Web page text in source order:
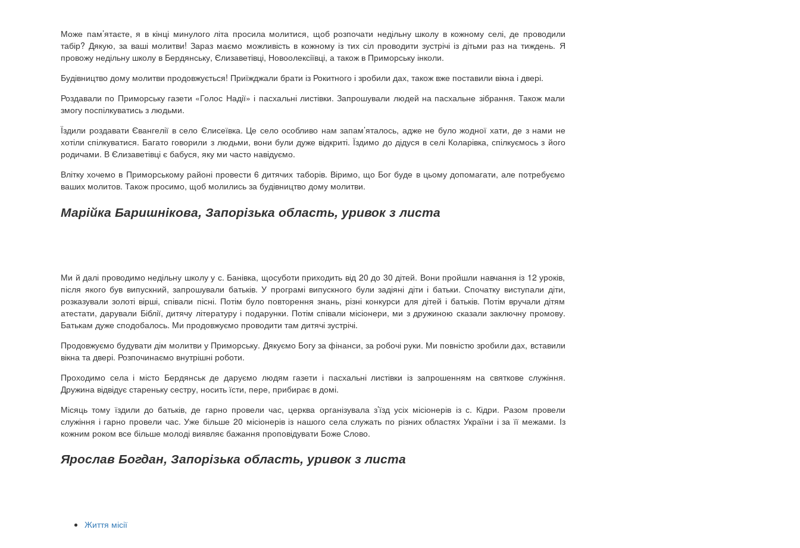
Може пам’ятаєте, я в кінці минулого літа просила молитися, щоб розпочати недільну школу в кожному селі, де проводили
табір? Дякую, за ваші молитви! Зараз маємо можливість в кожному із тих сіл проводити зустрічі із дітьми раз на тиждень. Я
провожу недільну школу в Бердянську, Єлизаветівці, Новоолексіївці, а також в Приморську інколи.
Будівництво дому молитви продовжується! Приїжджали брати із Рокитного і зробили дах, також вже поставили вікна і двері.
Роздавали по Приморську газети «Голос Надії» і пасхальні листівки. Запрошували людей на пасхальне зібрання. Також мали
змогу поспілкуватись з людьми.
Їздили роздавати Євангелії в село Єлисеївка. Це село особливо нам запам’яталось, адже не було жодної хати, де з нами не
хотіли спілкуватися. Багато говорили з людьми, вони були дуже відкриті. Їздимо до дідуся в селі Коларівка, спілкуємось з його
родичами. В Єлизаветівці є бабуся, яку ми часто навідуємо.
Влітку хочемо в Приморському районі провести 6 дитячих таборів. Віримо, що Бог буде в цьому допомагати, але потребуємо
ваших молитов. Також просимо, щоб молились за будівництво дому молитви.
Марійка Баришнікова, Запорізька область, уривок з листа
Ми й далі проводимо недільну школу у с. Банівка, щосуботи приходить від 20 до 30 дітей. Вони пройшли навчання із 12 уроків,
після якого був випускний, запрошували батьків. У програмі випускного були задіяні діти і батьки. Спочатку виступали діти,
розказували золоті вірші, співали пісні. Потім було повторення знань, різні конкурси для дітей і батьків. Потім вручали дітям
атестати, дарували Біблії, дитячу літературу і подарунки. Потім співали місіонери, ми з дружиною сказали заключну промову.
Батькам дуже сподобалось. Ми продовжуємо проводити там дитячі зустрічі.
Продовжуємо будувати дім молитви у Приморську. Дякуємо Богу за фінанси, за робочі руки. Ми повністю зробили дах, вставили
вікна та двері. Розпочинаємо внутрішні роботи.
Проходимо села і місто Бердянськ де даруємо людям газети і пасхальні листівки із запрошенням на святкове служіння.
Дружина відвідує стареньку сестру, носить їсти, пере, прибирає в домі.
Місяць тому їздили до батьків, де гарно провели час, церква організувала з’їзд усіх місіонерів із с. Кідри. Разом провели
служіння і гарно провели час. Уже більше 20 місіонерів із нашого села служать по різних областях України і за її межами. Із
кожним роком все більше молоді виявляє бажання проповідувати Боже Слово.
Ярослав Богдан, Запорізька область, уривок з листа
Життя місії